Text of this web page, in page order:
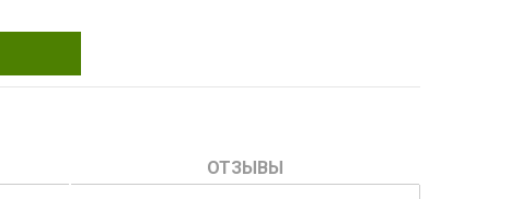
ОТЗЫВЫ